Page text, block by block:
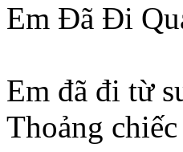
Em Đã Đi
Em đã đi từ
Thoảng